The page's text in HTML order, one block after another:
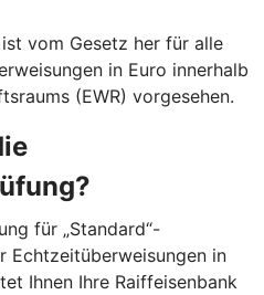
vom Gesetz her für alle
in Euro innerhalb
(EWR) vorgesehen.
für „Standard“-
Echtzeitüberweisungen in
Ihnen Ihre Raiffeisenbank